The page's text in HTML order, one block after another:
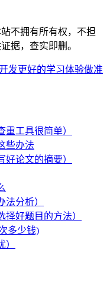
不拥有所有权，不担
据，查实即删。
发更好的学习体验做准
工具很简单）
些办法
论文的摘要）
分析）
好题目的方法）
多少钱)